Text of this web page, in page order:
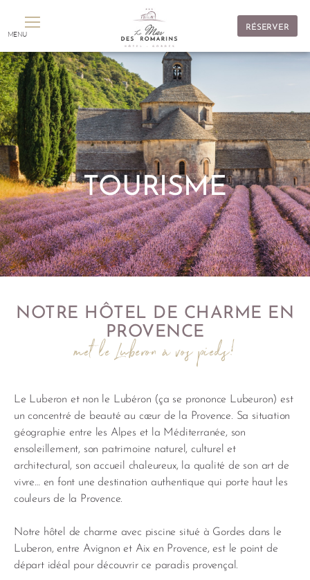
MENU
RÉSERVER
TOURISME
NOTRE HÔTEL DE CHARME EN
PROVENCE
met le Luberon à vos pieds!
Le Luberon et non le Lubéron (ça se prononce Lubeuron) est
un concentré de beauté au cœur de la Provence. Sa situation
géographie entre les Alpes et la Méditerranée, son
ensoleillement, son patrimoine naturel, culturel et
architectural, son accueil chaleureux, la qualité de son art de
vivre… en font une destination authentique qui porte haut les
couleurs de la Provence.
Notre hôtel de charme avec piscine situé à Gordes dans le
Luberon, entre Avignon et Aix en Provence, est le point de
départ idéal pour découvrir ce paradis provençal.